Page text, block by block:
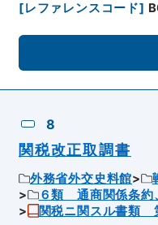
[レファレンスコード]
8
関税改正取調書
外務省外交史料館
６類 通商関係条約
関税ニ関スル書類